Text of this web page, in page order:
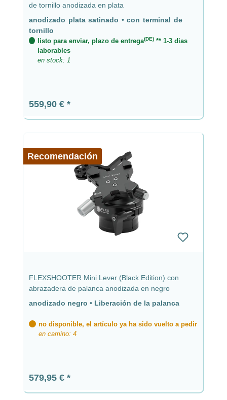
de tornillo anodizada en plata
anodizado plata satinado • con terminal de
tornillo
listo para enviar, plazo de entrega(DE) ** 1-3 dias
laborables
en stock: 1
Precio normal:
559,90 €
Recomendación
FLEXSHOOTER Mini Lever (Black Edition) con
abrazadera de palanca anodizada en negro
anodizado negro • Liberación de la palanca
no disponible, el artículo ya ha sido vuelto a pedir
en camino: 4
Precio normal:
579,95 €